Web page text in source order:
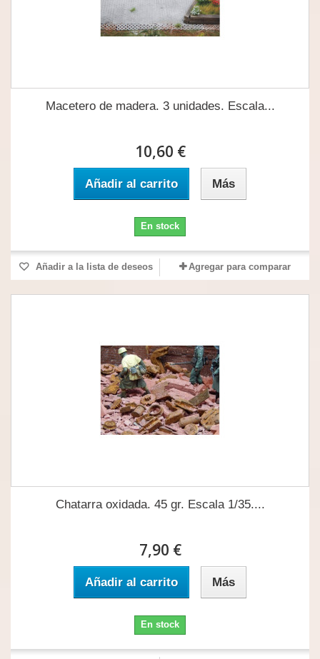
Macetero de madera. 3 unidades. Escala...
10,60 €
Añadir al carrito Más
En stock
Añadir a la lista de deseos Agregar para comparar
Chatarra oxidada. 45 gr. Escala 1/35....
7,90 €
Añadir al carrito Más
En stock